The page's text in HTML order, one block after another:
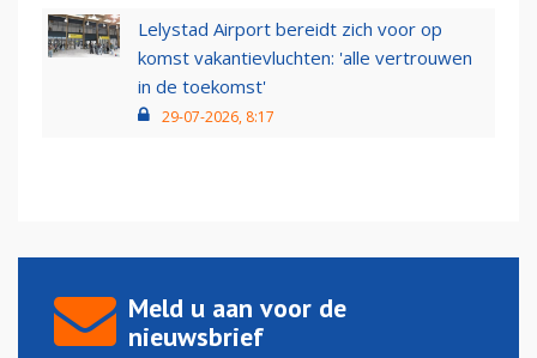
Lelystad Airport bereidt zich voor op
komst vakantievluchten: 'alle vertrouwen
in de toekomst'
29-07-2026, 8:17
Meld u aan voor de
nieuwsbrief